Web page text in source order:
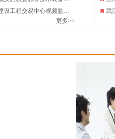
户…
20…
发展改革委印发《“十四五”
设工程交易中心视频监…
更多>>
武